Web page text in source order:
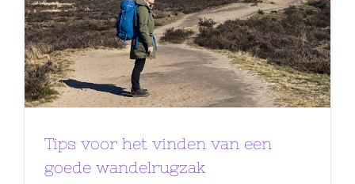
Tips voor het vinden van een
goede wandelrugzak